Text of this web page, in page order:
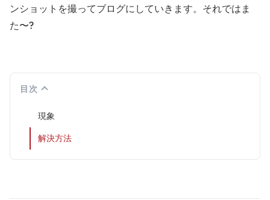
ンショットを撮ってブログにしていきます。それではま
た〜?
目次
現象
解決方法